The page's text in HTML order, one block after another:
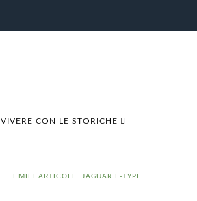
VIVERE CON LE STORICHE
HOMEI MIEI ARTICOLI JAGUAR E-TYPE